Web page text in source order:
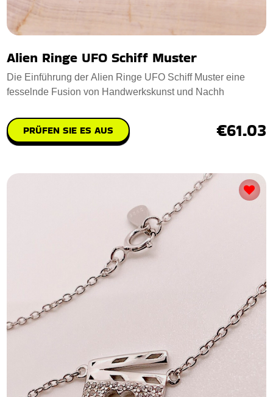
Alien Ringe UFO Schiff Muster
Die Einführung der Alien Ringe UFO Schiff Muster eine
fesselnde Fusion von Handwerkskunst und Nachh
PRÜFEN SIE ES AUS €61.03